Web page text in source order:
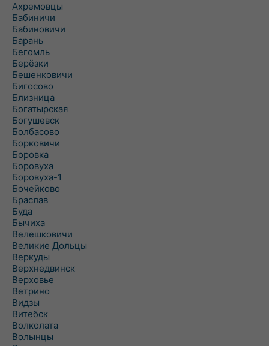
Ахремовцы
Бабиничи
Бабиновичи
Барань
Бегомль
Берёзки
Бешенковичи
Бигосово
Близница
Богатырская
Богушевск
Болбасово
Борковичи
Боровка
Боровуха
Боровуха-1
Бочейково
Браслав
Буда
Бычиха
Велешковичи
Великие Дольцы
Веркуды
Верхнедвинск
Верховье
Ветрино
Видзы
Витебск
Волколата
Волынцы